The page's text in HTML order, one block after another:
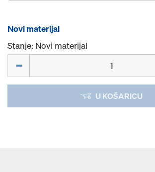
Novi materijal
Stanje: Novi materijal
U KOŠARICU